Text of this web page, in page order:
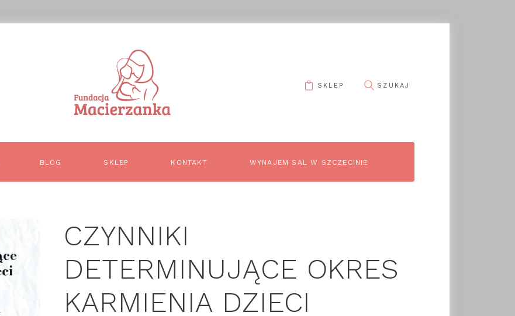
SKLEP
BLOG SKLEP KONTAKT WYNAJEM SAL W SZCZECINIE
CZYNNIKI
DETERMINUJĄCE OKRES
KARMIENIA DZIECI